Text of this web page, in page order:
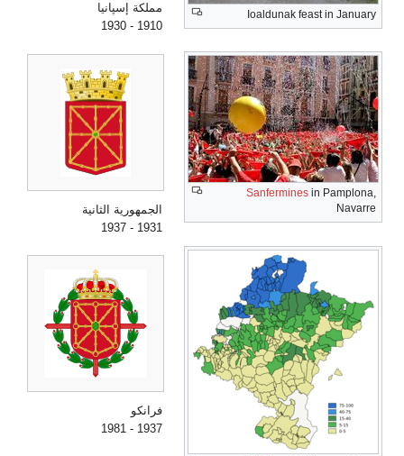
Ioaldunak feast in January
Sanfermines in Pamplona,
Navarre
مملكة إسپانيا
1910 - 1930
الجمهورية الثانية
1931 - 1937
فرانكو
1937 - 1981